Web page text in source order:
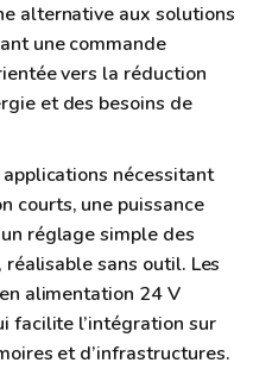
alternative aux solutions
une commande
vers la réduction
et des besoins de
applications nécessitant
courts, une puissance
réglage simple des
sans outil. Les
alimentation 24 V
facilite l’intégration sur
et d’infrastructures.